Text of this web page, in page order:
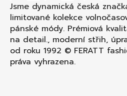
Jsme dynamická česká
limitované kolekce
pánské módy. Prémiová
na detail., moderní střih,
od roku 1992 © FERATT
práva vyhrazena.